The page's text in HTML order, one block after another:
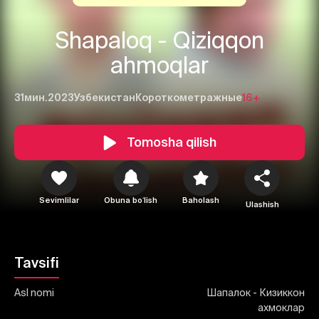
Shapaloq - Qiziqqon
ahmoqlar
31мин.2023Узбекистан Короткометражные16+
Tomosha qilish
Sevimlilar Obuna boʻlish Baholash Ulashish
Tavsifi
Asl nomi
Шапалок - Кизиккон
ахмоклар
1 2 3
Yuborish
Bekor qilish Tizimga kirish